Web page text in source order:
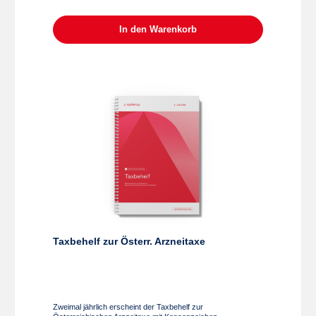
ab.FormatBroschüre Spiralbindung, 210 × 297 mm, Papier
holzfrei 80 g, 142 Seiten im Kern
In den Warenkorb
Taxbehelf zur Österr. Arzneitaxe
Zweimal jährlich erscheint der Taxbehelf zur